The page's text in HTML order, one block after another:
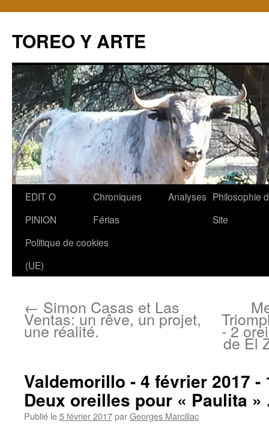
TOREO Y ARTE
Aller
contenu
EDIT O
PINION
Chroniques
Férias
Analyses Philosophie
Site
Politique de cookies
(UE)
← Simon Casas et Las
Ventas: un rêve, un projet,
une réalité. - 2
de El
Valdemorillo - 4 février 2017 -
Deux oreilles pour « Paulita »
Publié le5 février 2017parGeorges Marcillac